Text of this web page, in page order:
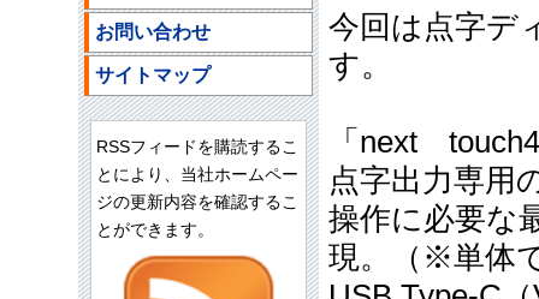
今回は点字デ
す。
「next
点字出力専用
操作に必要な
現。（※単体
お問い合わせ
サイトマップ
RSSフィードを購読するこ
とにより、当社ホームペー
ジの更新内容を確認するこ
とができます。